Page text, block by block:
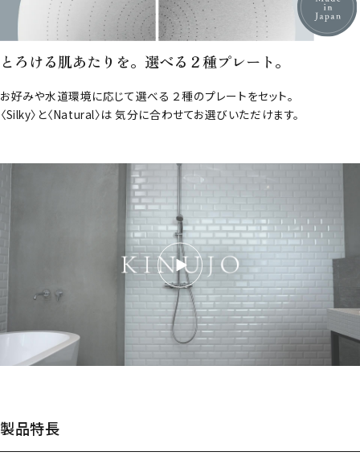
とろける肌あたりを。選べる２種プレート。
お好みや水道環境に応じて選べる ２種のプレートをセット。
〈Silky〉と〈Natural〉は 気分に合わせてお選びいただけます。
製品特長